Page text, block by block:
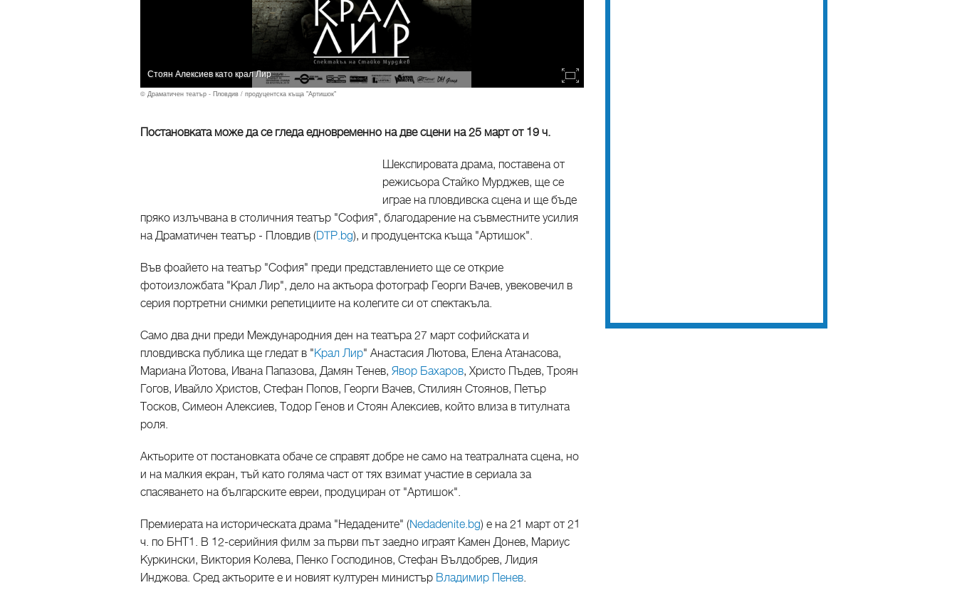
Стоян Алексиев като крал Лир
© Драматичен театър - Пловдив / продуцентска къща "Артишок"
Постановката може да се гледа едновременно на две сцени на 25 март от 19 ч.
Шекспировата драма, поставена от
режисьора Стайко Мурджев, ще се
играе на пловдивска сцена и ще бъде
пряко излъчвана в столичния театър "София", благодарение на съвместните усилия
на Драматичен театър - Пловдив (DTP.bg), и продуцентска къща "Артишок".
Във фоайето на театър "София" преди представлението ще се открие
фотоизложбата "Крал Лир", дело на актьора фотограф Георги Вачев, увековечил в
серия портретни снимки репетициите на колегите си от спектакъла.
Само два дни преди Международния ден на театъра 27 март софийската и
пловдивска публика ще гледат в "Крал Лир" Анастасия Лютова, Елена Атанасова,
Мариана Йотова, Ивана Папазова, Дамян Тенев, Явор Бахаров, Христо Пъдев, Троян
Гогов, Ивайло Христов, Стефан Попов, Георги Вачев, Стилиян Стоянов, Петър
Тосков, Симеон Алексиев, Тодор Генов и Стоян Алексиев, който влиза в титулната
роля.
Актьорите от постановката обаче се справят добре не само на театралната сцена, но
и на малкия екран, тъй като голяма част от тях взимат участие в сериала за
спасяването на българските евреи, продуциран от "Артишок".
Премиерата на историческата драма "Недадените" (Nedadenite.bg) е на 21 март от 21
ч. по БНТ1. В 12-серийния филм за първи път заедно играят Камен Донев, Мариус
Куркински, Виктория Колева, Пенко Господинов, Стефан Вълдобрев, Лидия
Инджова. Сред актьорите е и новият културен министър Владимир Пенев.